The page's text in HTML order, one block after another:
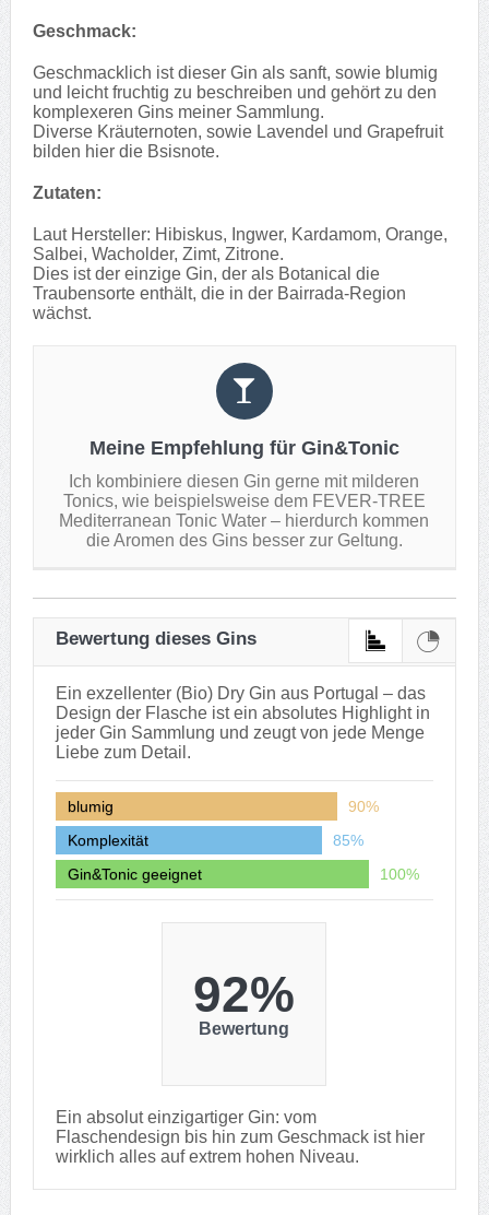
Geschmack:
Geschmacklich ist dieser Gin als sanft, sowie blumig
und leicht fruchtig zu beschreiben und gehört zu den
komplexeren Gins meiner Sammlung.
Diverse Kräuternoten, sowie Lavendel und Grapefruit
bilden hier die Bsisnote.
Zutaten:
Laut Hersteller: Hibiskus, Ingwer, Kardamom, Orange,
Salbei, Wacholder, Zimt, Zitrone.
Dies ist der einzige Gin, der als Botanical die
Traubensorte enthält, die in der Bairrada-Region
wächst.
Meine Empfehlung für Gin&Tonic
Ich kombiniere diesen Gin gerne mit milderen
Tonics, wie beispielsweise dem FEVER-TREE
Mediterranean Tonic Water – hierdurch kommen
die Aromen des Gins besser zur Geltung.
Bewertung dieses Gins
Ein exzellenter (Bio) Dry Gin aus Portugal – das
Design der Flasche ist ein absolutes Highlight in
jeder Gin Sammlung und zeugt von jede Menge
Liebe zum Detail.
blumig
90%
Komplexität
85%
Gin&Tonic geeignet
100%
92%
Bewertung
Ein absolut einzigartiger Gin: vom
Flaschendesign bis hin zum Geschmack ist hier
wirklich alles auf extrem hohen Niveau.